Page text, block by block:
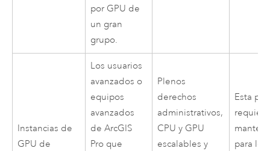
por GPU de
un gran
grupo.
Instancias de
GPU de
Los usuarios
avanzados o
equipos
avanzados
deArcGIS
Pro que
Plenos
derechos
administrativos,
CPU y GPU
escalables y
Esta
requiere
para los